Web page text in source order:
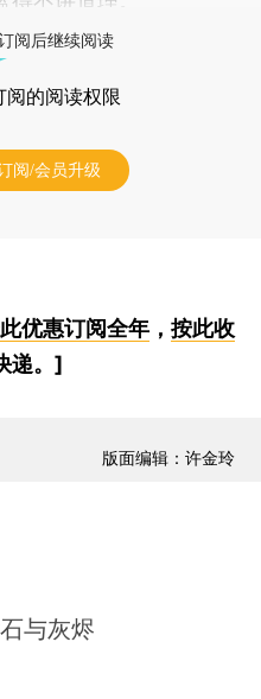
阅后继续阅读
阅的阅读权限
阅/会员升级
优惠订阅全年， 按此收
递。]
版面编辑：许金玲
与灰烬